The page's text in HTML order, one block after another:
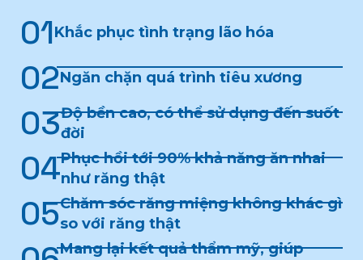
01Khắc phục tình trạng lão hóa
02Ngăn chặn quá trình tiêu xương
03Độ bền cao, có thể sử dụng đến suốt
đời
04Phục hồi tới 90% khả năng ăn nhai
như răng thật
05Chăm sóc răng miệng không khác gì
so với răng thật
Mang lại kết quả thẩm mỹ, giúp